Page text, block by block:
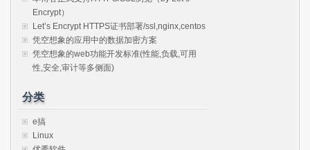
Encrypt）
Let’s Encrypt HTTPS证书部署/ssl,nginx,centos
凭空想象的应用中的数据加密方案
凭空想象的web功能开发标准(性能,负载,可用
性,安全,审计等多侧面)
分类
e搞
Linux